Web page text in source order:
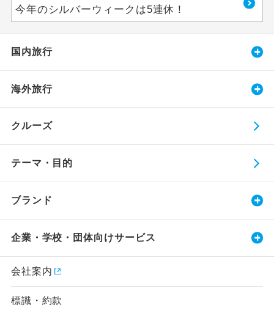
今年のシルバーウィークは5連休！
国内旅行
海外旅行
クルーズ
テーマ・目的
ブランド
企業・学校・団体向けサービス
会社案内
標識・約款